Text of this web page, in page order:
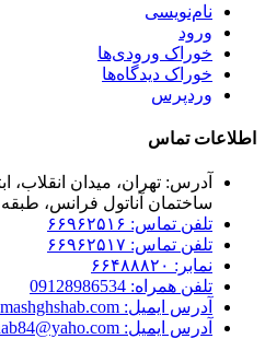
نام‌نویسی
ورود
خوراک ورودی‌ها
خوراک دیدگاه‌ها
وردپرس
اطلاعات تماس
آدرس: تهران، میدان انقلاب،
ساختمان آناتول فرانس، طبقه
تلفن تماس: ۶۶۹۶۲۵۱۶
تلفن تماس: ۶۶۹۶۲۵۱۷
نمابر: ۶۶۴۸۸۸۲۰
تلفن همراه: 09128986534
آدرس ایمیل: info@mashghshab.com
آدرس ایمیل: Mashgheshab84@yaho.com